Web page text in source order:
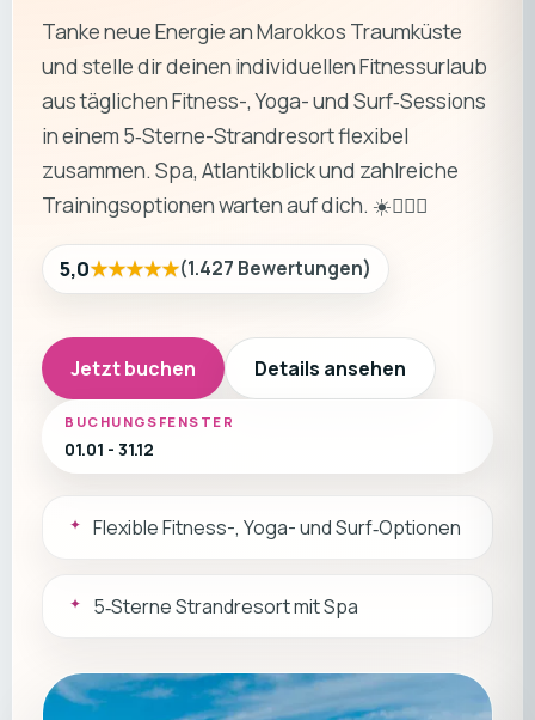
Tanke neue Energie an Marokkos Traumküste
und stelle dir deinen individuellen Fitnessurlaub
aus täglichen Fitness-, Yoga- und Surf‑Sessions
in einem 5‑Sterne-Strandresort flexibel
zusammen. Spa, Atlantikblick und zahlreiche
Trainingsoptionen warten auf dich. ☀️🏄‍♂️🧘
5,0★★★★★(1.427 Bewertungen)
Jetzt buchen Details ansehen
BUCHUNGSFENSTER
01.01 - 31.12
Flexible Fitness-, Yoga- und Surf‑Optionen
5‑Sterne Strandresort mit Spa